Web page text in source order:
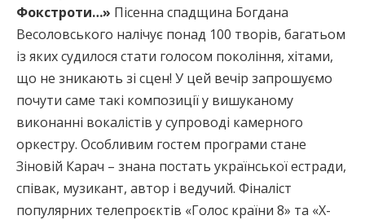
Фокстроти…» Пісенна спадщина Богдана
Весоловського налічує понад 100 творів, багатьом
із яких судилося стати голосом покоління, хітами,
що не зникають зі сцен! У цей вечір запрошуємо
почути саме такі композиції у вишуканому
виконанні вокалістів у супроводі камерного
оркестру. Особливим гостем програми стане
Зіновій Карач – знана постать української естради,
співак, музикант, автор і ведучий. Фіналіст
популярних телепроєктів «Голос країни 8» та «Х-